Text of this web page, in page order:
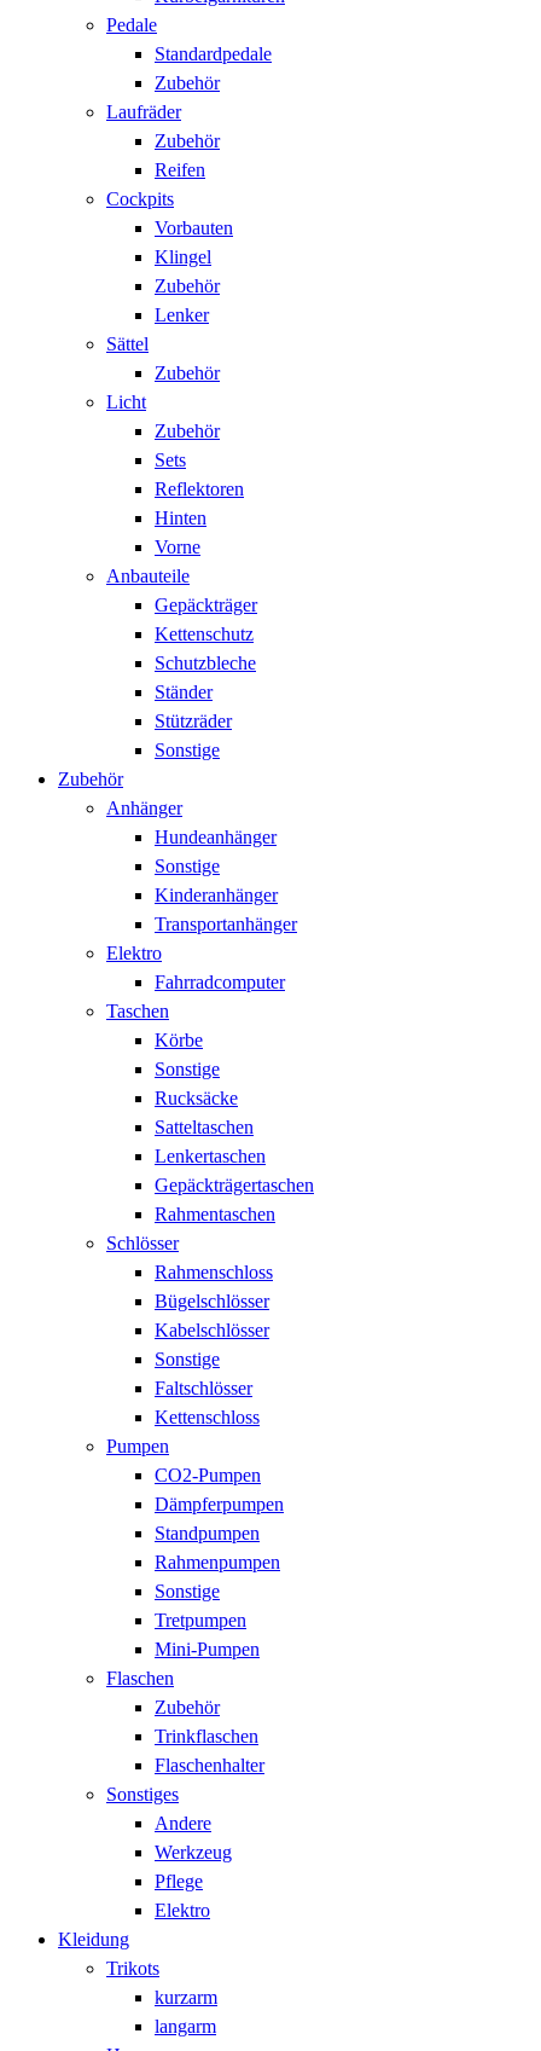
Pedale
Standardpedale
Zubehör
Laufräder
Zubehör
Reifen
Cockpits
Vorbauten
Klingel
Zubehör
Lenker
Sättel
Zubehör
Licht
Zubehör
Sets
Reflektoren
Hinten
Vorne
Anbauteile
Gepäckträger
Kettenschutz
Schutzbleche
Ständer
Stützräder
Sonstige
Zubehör
Anhänger
Hundeanhänger
Sonstige
Kinderanhänger
Transportanhänger
Elektro
Fahrradcomputer
Taschen
Körbe
Sonstige
Rucksäcke
Satteltaschen
Lenkertaschen
Gepäckträgertaschen
Rahmentaschen
Schlösser
Rahmenschloss
Bügelschlösser
Kabelschlösser
Sonstige
Faltschlösser
Kettenschloss
Pumpen
CO2-Pumpen
Dämpferpumpen
Standpumpen
Rahmenpumpen
Sonstige
Tretpumpen
Mini-Pumpen
Flaschen
Zubehör
Trinkflaschen
Flaschenhalter
Sonstiges
Andere
Werkzeug
Pflege
Elektro
Kleidung
Trikots
kurzarm
langarm